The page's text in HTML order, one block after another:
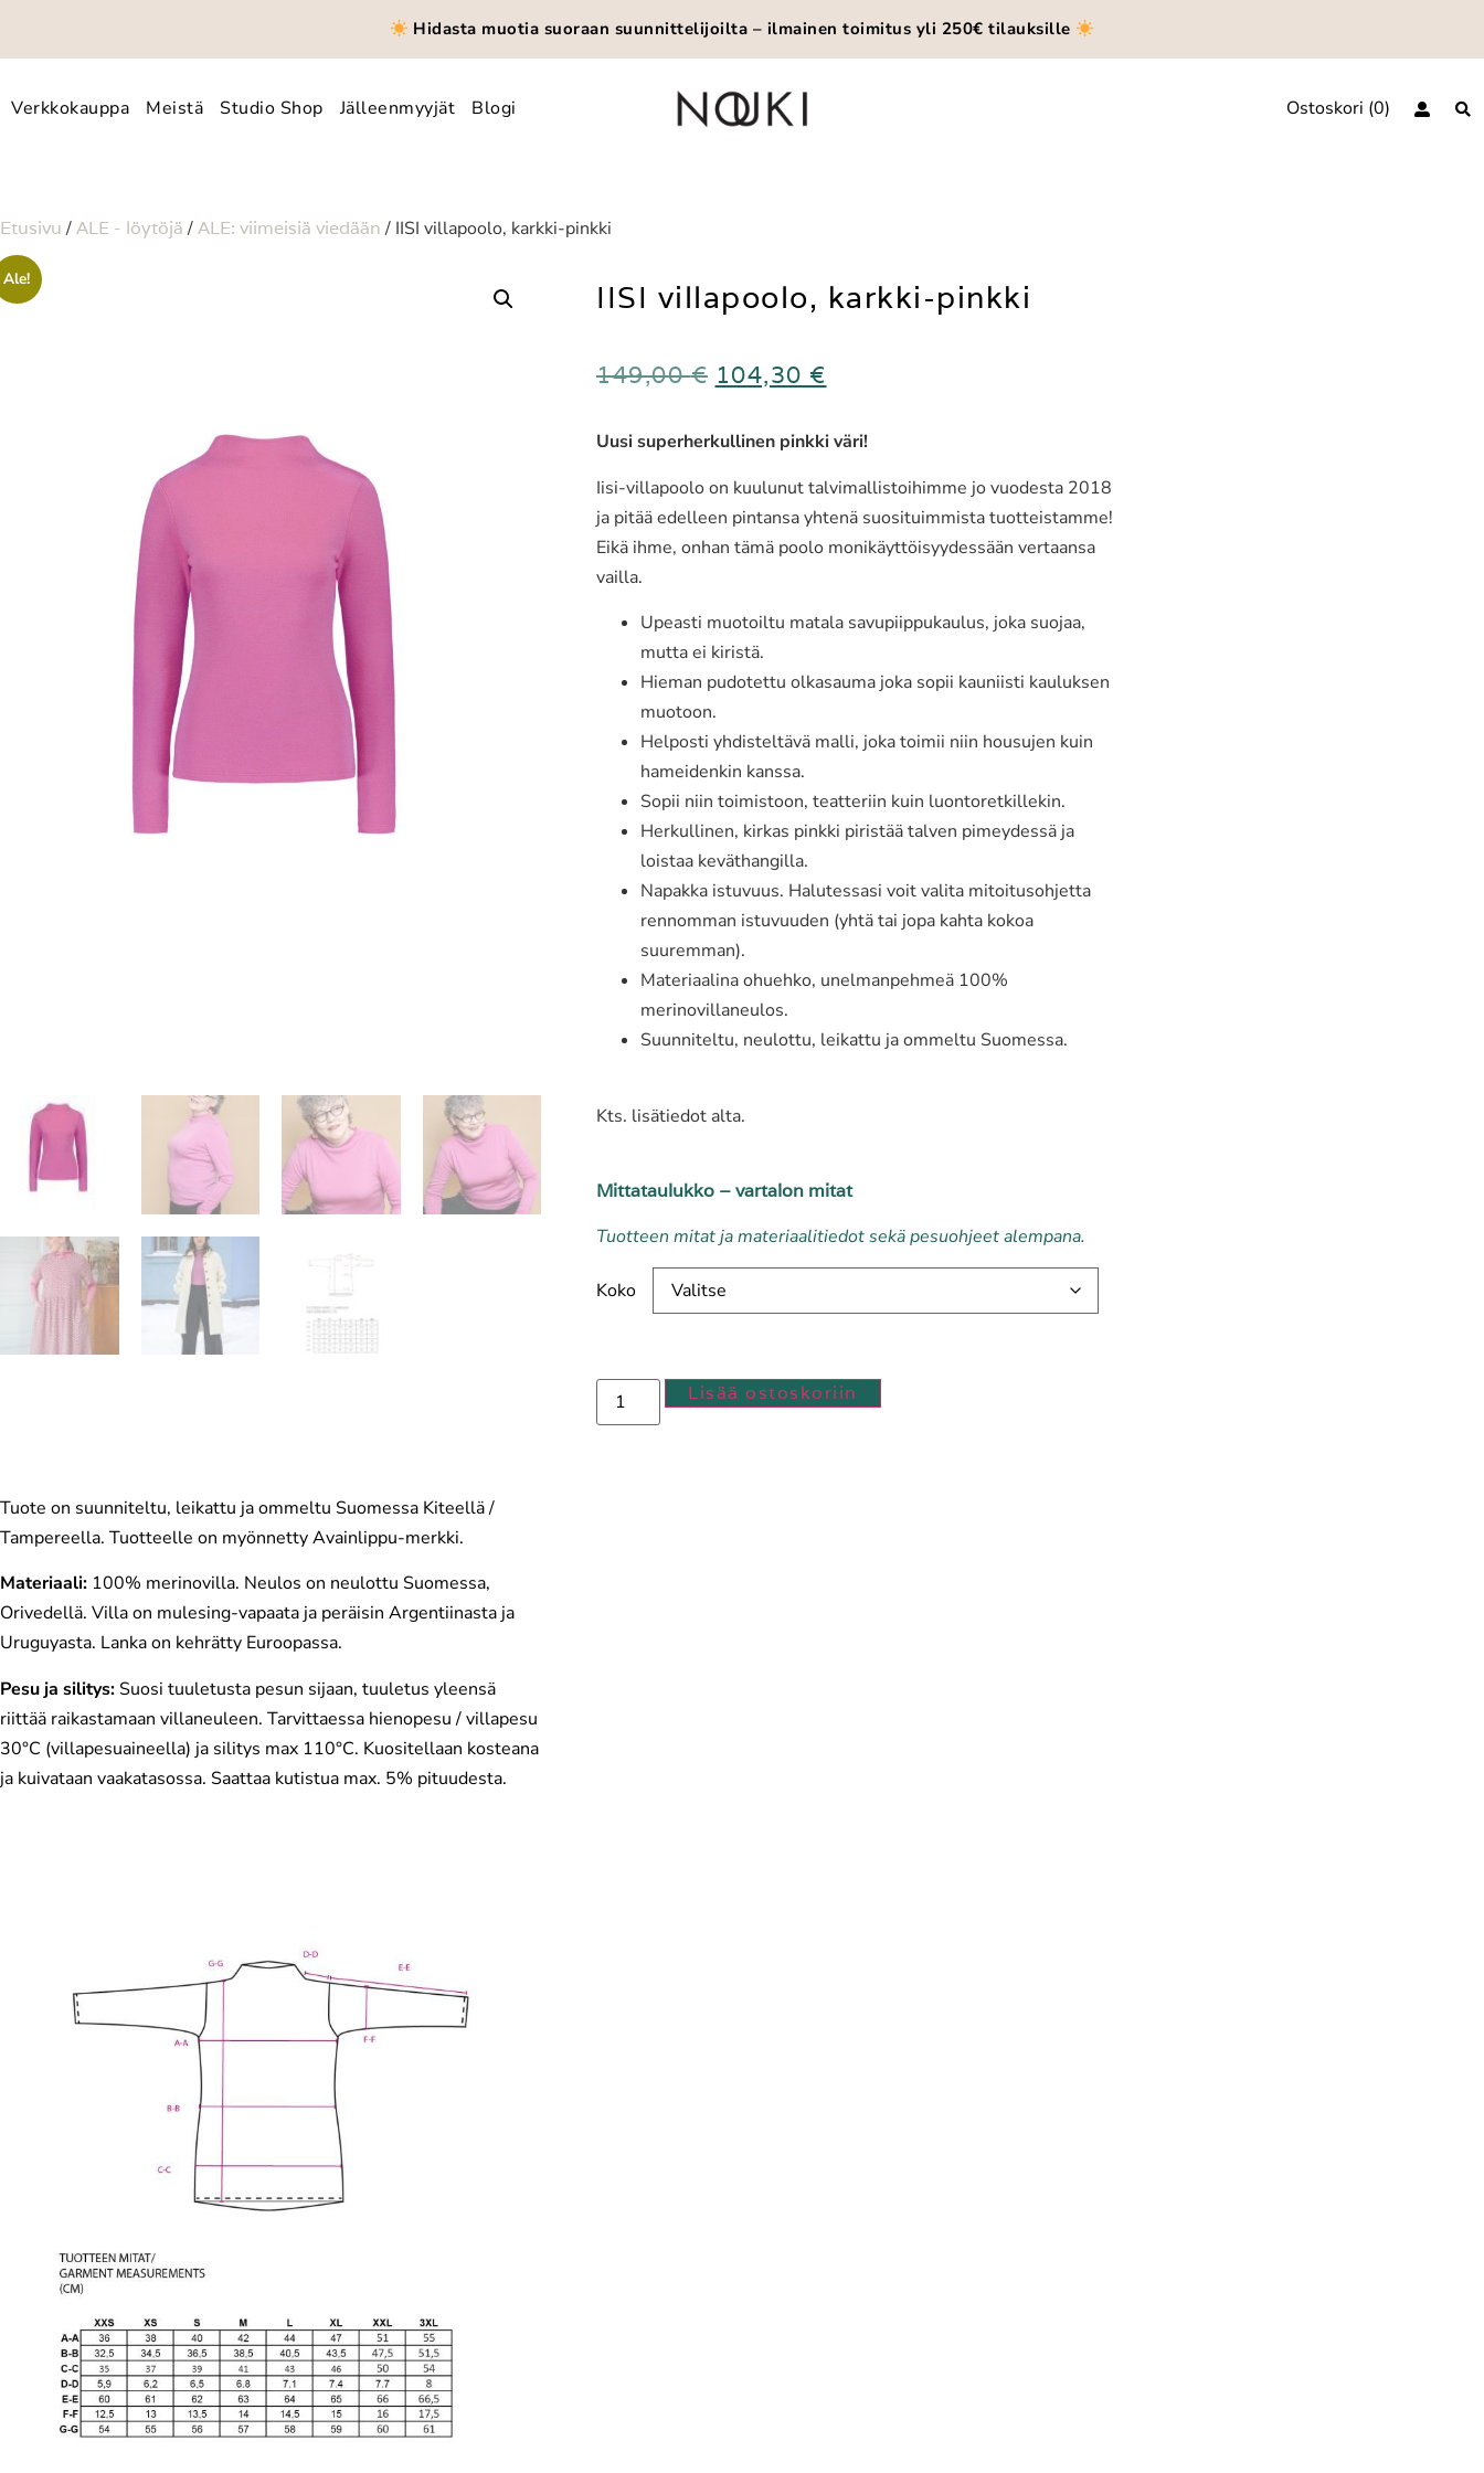
Hidasta muotia suoraan suunnittelijoilta – ilmainen toimitus yli 250€ tilauksille
Verkkokauppa Meistä Studio Shop Jälleenmyyjät Blogi Ostoskori 0
Etusivu/ALE - löytöjä/ALE: viimeisiä viedään/ IISI villapoolo, karkki-pinkki
Ale!
IISI villapoolo, karkki-pinkki
149,00€ 104,30 €
Uusi superherkullinen pinkki väri!
Iisi-villapoolo on kuulunut talvimallistoihimme jo vuodesta 2018
ja pitää edelleen pintansa yhtenä suosituimmista tuotteistamme!
Eikä ihme, onhan tämä poolo monikäyttöisyydessään vertaansa
vailla.
Upeasti muotoiltu matala savupiippukaulus, joka suojaa,
mutta ei kiristä.
Hieman pudotettu olkasauma joka sopii kauniisti kauluksen
muotoon.
Helposti yhdisteltävä malli, joka toimii niin housujen kuin
hameidenkin kanssa.
Sopii niin toimistoon, teatteriin kuin luontoretkillekin.
Herkullinen, kirkas pinkki piristää talven pimeydessä ja
loistaa keväthangilla.
Napakka istuvuus. Halutessasi voit valita mitoitusohjetta
rennomman istuvuuden (yhtä tai jopa kahta kokoa
suuremman).
Materiaalina ohuehko, unelmanpehmeä 100%
merinovillaneulos.
Suunniteltu, neulottu, leikattu ja ommeltu Suomessa.
Kts. lisätiedot alta.
Mittataulukko – vartalon mitat
Tuotteen mitat ja materiaalitiedot sekä pesuohjeet alempana.
Koko
Lisää ostoskoriin
Tuote on suunniteltu, leikattu ja ommeltu Suomessa Kiteellä /
Tampereella. Tuotteelle on myönnetty Avainlippu-merkki.
Materiaali: 100% merinovilla. Neulos on neulottu Suomessa,
Orivedellä. Villa on mulesing-vapaata ja peräisin Argentiinasta ja
Uruguyasta. Lanka on kehrätty Euroopassa.
Pesu ja silitys: Suosi tuuletusta pesun sijaan, tuuletus yleensä
riittää raikastamaan villaneuleen. Tarvittaessa hienopesu / villapesu
30°C (villapesuaineella) ja silitys max 110°C. Kuositellaan kosteana
ja kuivataan vaakatasossa. Saattaa kutistua max. 5% pituudesta.